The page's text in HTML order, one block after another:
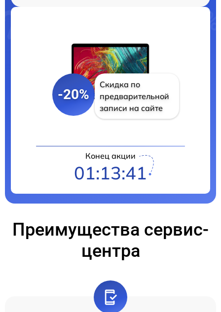
-20%
Скидка по
предварительной
записи на сайте
Конец акции
01:13:40
Преимущества сервис-
центра